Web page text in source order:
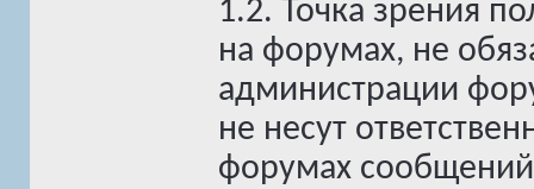
1.2. Точка зрения
на форумах, не
администрации
не несут
форумах